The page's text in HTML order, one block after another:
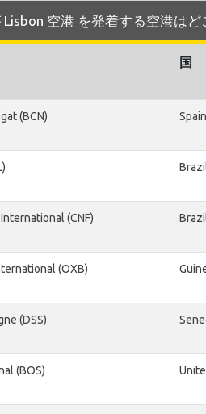
空港 を発着する空港はど
国
(BCN) Spain
(CNF)
(OXB)
(DSS)
(BOS)